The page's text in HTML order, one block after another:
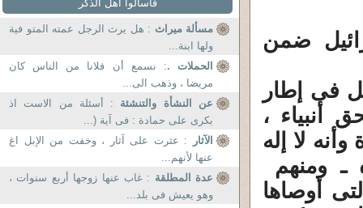
ضمن
فى إطار
أنبياء ،
لا إله
ـ ومنهم
أوصاها
فاسألوا اهل الذكر
مسألة ميراث : هل يرث الرجل عمته المتو فية
ولها ابنة...
الحملات .: نسمع أن فلانا من الناس كان
مريضا ، وذهب الى...
عن النشأة والتنشئة : أسئلة من الاست اذ
بكرى على حمادة : فى آية (...
الآثار : عثرت على آثار ، وخفت من الإبل اغ
عنها لأنهم...
عدة المطلقة : غاب عنها زوجها أربع سنوات ،
وهو يعيش فى بلد...